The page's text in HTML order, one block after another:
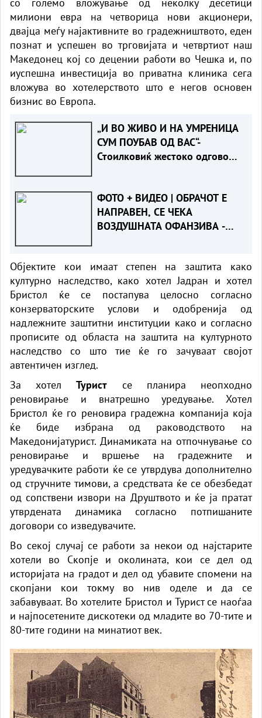
милиони евра на четворица нови акционери,
двајца меѓу најактивните во градежништвото, еден
познат и успешен во трговијата и четвртиот наш
Македонец кој со децении работи во Чешка и, по
иуспешна инвестиција во приватна клиника сега
вложува во хотелерството што е негов основен
бизнис во Европа.
„И ВО ЖИВО И НА УМРЕНИЦА
СУМ ПОУБАВ ОД ВАС“-
Стоилковиќ жестоко одговори
ФОТО + ВИДЕО | ОБРАЧОТ Е
НАПРАВЕН, СЕ ЧЕКА
ВОЗДУШНАТА ОФАНЗИВА -
спремаат „ер - тракторите““
Објектите кои имаат степен на заштита како
културно наследство, како хотел Јадран и хотел
Бристол ќе се постапува целосно согласно
конзерваторските услови и одобренија од
надлежните заштитни институции како и согласно
прописите од областа на заштита на културното
наследство со што тие ќе го зачуваат својот
автентичен изглед.
За хотелТурист се планира неопходно
реновирање и внатрешно уредување. Хотел
Бристол ќе го реновира градежна компанија која
ќе биде избрана од раководството на
Македонијатурист. Динамиката на отпочнување со
реновирање и вршење на градежните и
уредувачките работи ќе се утврдува дополнително
од стручните тимови, а средствата ќе се обезбедат
од сопствени извори на Друштвото и ќе ја пратат
утврдената динамика согласно потпишаните
договори со изведувачите.
Во секој случај се работи за некои од најстарите
хотели во Скопје и околината, кои се дел од
историјата на градот и дел од убавите спомени на
скопјани кои токму во нив оделе и да се
забавуваат. Во хотелите Бристол и Турист се наоѓаа
и најпосетените дискотеки од младите во 70-тите и
80-тите години на минатиот век.